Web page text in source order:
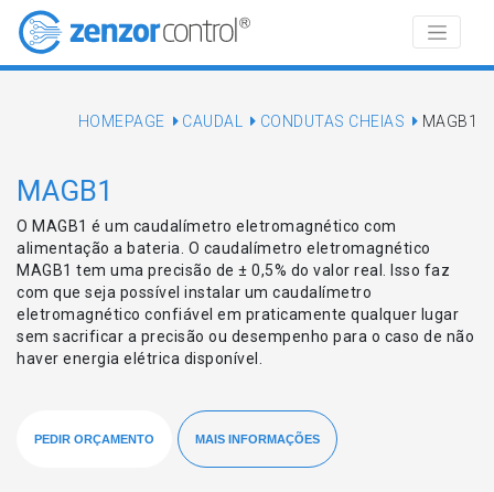
HOMEPAGE CAUDAL CONDUTAS CHEIAS MAGB1
MAGB1
O MAGB1 é um caudalímetro eletromagnético com
alimentação a bateria. O caudalímetro eletromagnético
MAGB1 tem uma precisão de ± 0,5% do valor real. Isso faz
com que seja possível instalar um caudalímetro
eletromagnético confiável em praticamente qualquer lugar
sem sacrificar a precisão ou desempenho para o caso de não
haver energia elétrica disponível.
PEDIR ORÇAMENTO MAIS INFORMAÇÕES